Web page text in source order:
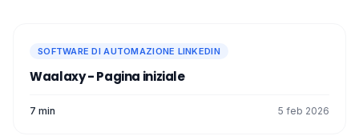
SOFTWARE DI AUTOMAZIONE LINKEDIN
Waalaxy - Pagina iniziale
7 min 5 feb 2026